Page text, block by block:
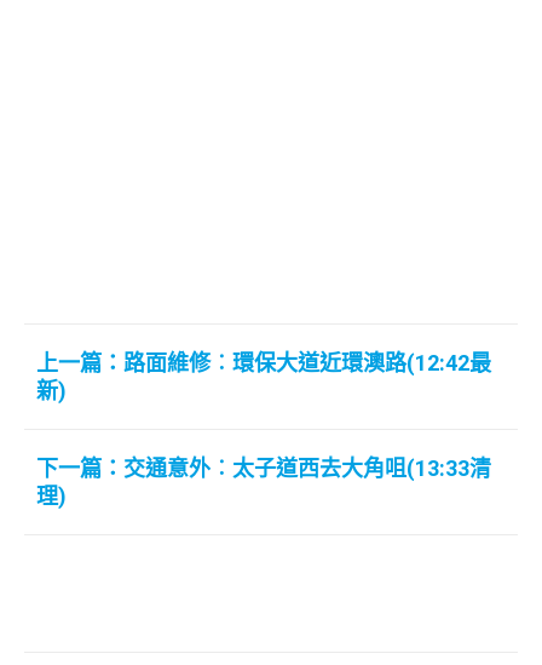
上一篇：路面維修︰環保大道近環澳路(12:42最
新)
下一篇：交通意外︰太子道西去大角咀(13:33清
理)